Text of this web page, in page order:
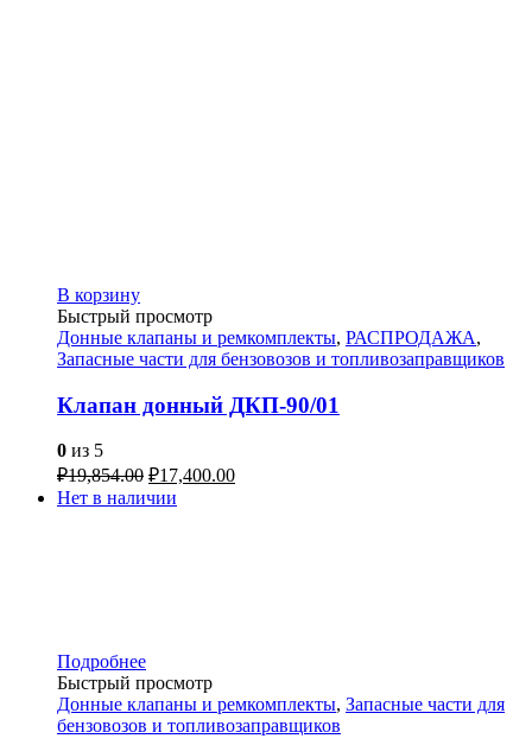
В корзину
Быстрый просмотр
Донные клапаны и ремкомплекты, РАСПРОДАЖА,
Запасные части для бензовозов и топливозаправщиков
Клапан донный ДКП-90/01
0 из 5
₽19,854.00 ₽17,400.00
Нет в наличии
Подробнее
Быстрый просмотр
Донные клапаны и ремкомплекты, Запасные части для
бензовозов и топливозаправщиков